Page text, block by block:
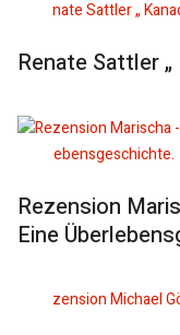
Renate Sattler
Rezension
Eine